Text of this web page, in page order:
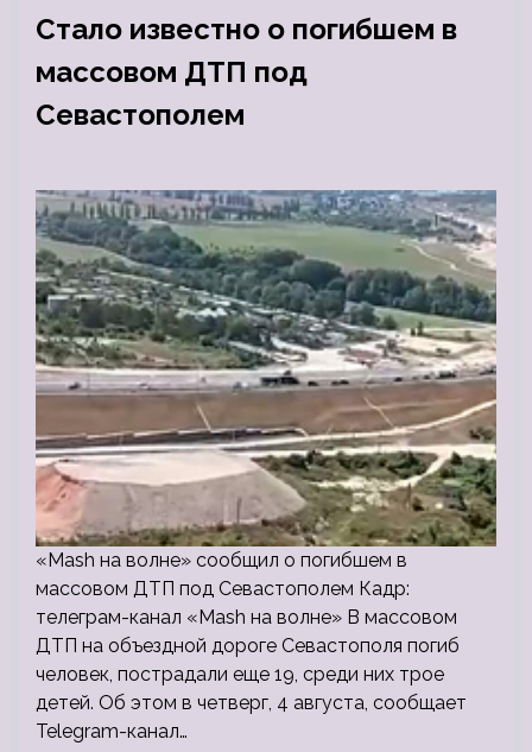
Стало известно о погибшем в
массовом ДТП под
Севастополем
«Mash на волне» сообщил о погибшем в
массовом ДТП под Севастополем Кадр:
телеграм-канал «Mash на волне» В массовом
ДТП на объездной дороге Севастополя погиб
человек, пострадали еще 19, среди них трое
детей. Об этом в четверг, 4 августа, сообщает
Telegram-канал…